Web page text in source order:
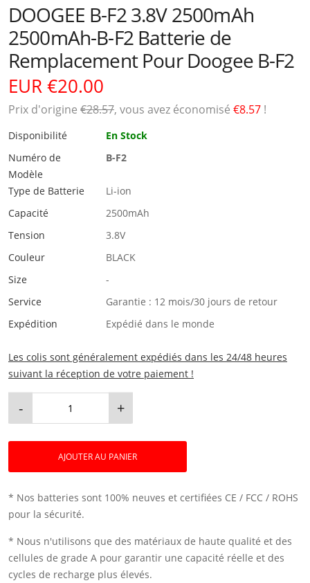
DOOGEE B-F2 3.8V 2500mAh
2500mAh-B-F2 Batterie de
Remplacement Pour Doogee B-F2
EUR €20.00
Prix ​​d'origine €28.57, vous avez économisé €8.57 !
Disponibilité
En Stock
Numéro de
Modèle
B-F2
Type de Batterie
Li-ion
Capacité
2500mAh
Tension
3.8V
Couleur
BLACK
Size
-
Service
Garantie : 12 mois/30 jours de retour
Expédition
Expédié dans le monde
Les colis sont généralement expédiés dans les 24/48 heures
suivant la réception de votre paiement !
- +
AJOUTER AU PANIER
* Nos batteries sont 100% neuves et certifiées CE / FCC / ROHS
pour la sécurité.
* Nous n'utilisons que des matériaux de haute qualité et des
cellules de grade A pour garantir une capacité réelle et des
cycles de recharge plus élevés.